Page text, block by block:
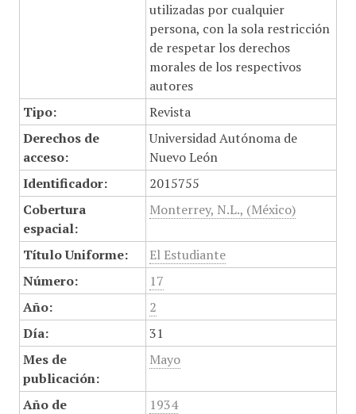
utilizadas por cualquier
persona, con la sola restricción
de respetar los derechos
morales de los respectivos
autores
Tipo:
Revista
Derechos de
acceso:
Universidad Autónoma de
Nuevo León
Identificador:
2015755
Cobertura
espacial:
Monterrey, N.L., (México)
Título Uniforme:
El Estudiante
Número:
17
Año:
2
Día:
31
Mes de
publicación:
Mayo
Año de
1934